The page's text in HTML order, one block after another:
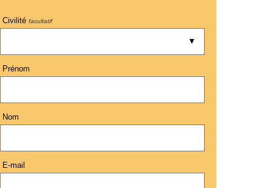
Civilitéfacultatif
Prénom
Nom
E-mail